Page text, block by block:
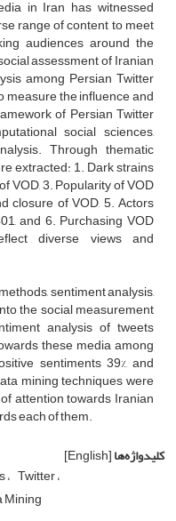
in Iran has witnessed
range of content to meet
audiences around the
assessment of Iranian
among Persian Twitter
measure the influence and
of Persian Twitter
social sciences,
Through thematic
extracted: 1. Dark strains
VOD, 3. Popularity of VOD
closure of VOD, 5. Actors
and 6. Purchasing VOD
diverse views and
sentiment analysis,
the social measurement
analysis of tweets
these media among
sentiments 39%, and
mining techniques were
attention towards Iranian
each of them.
کلیدواژه‌ها[English]
Twitter
Mining